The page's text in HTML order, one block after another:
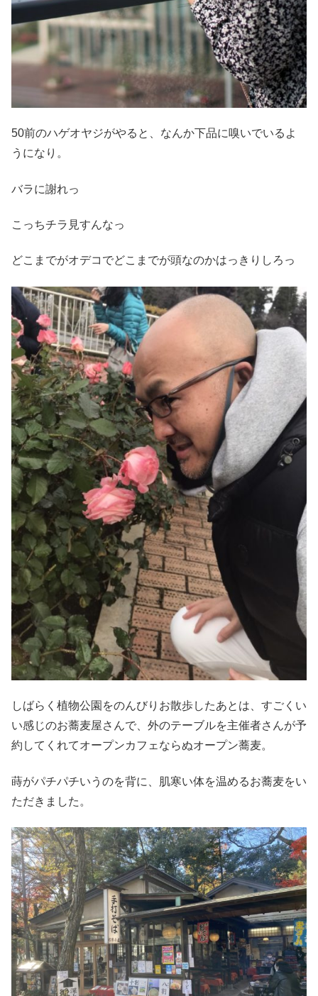
50前のハゲオヤジがやると、なんか下品に嗅いでいるよ
うになり。
バラに謝れっ
こっちチラ見すんなっ
どこまでがオデコでどこまでが頭なのかはっきりしろっ
しばらく植物公園をのんびりお散歩したあとは、すごくい
い感じのお蕎麦屋さんで、外のテーブルを主催者さんが予
約してくれてオープンカフェならぬオープン蕎麦。
蒔がパチパチいうのを背に、肌寒い体を温めるお蕎麦をい
ただきました。